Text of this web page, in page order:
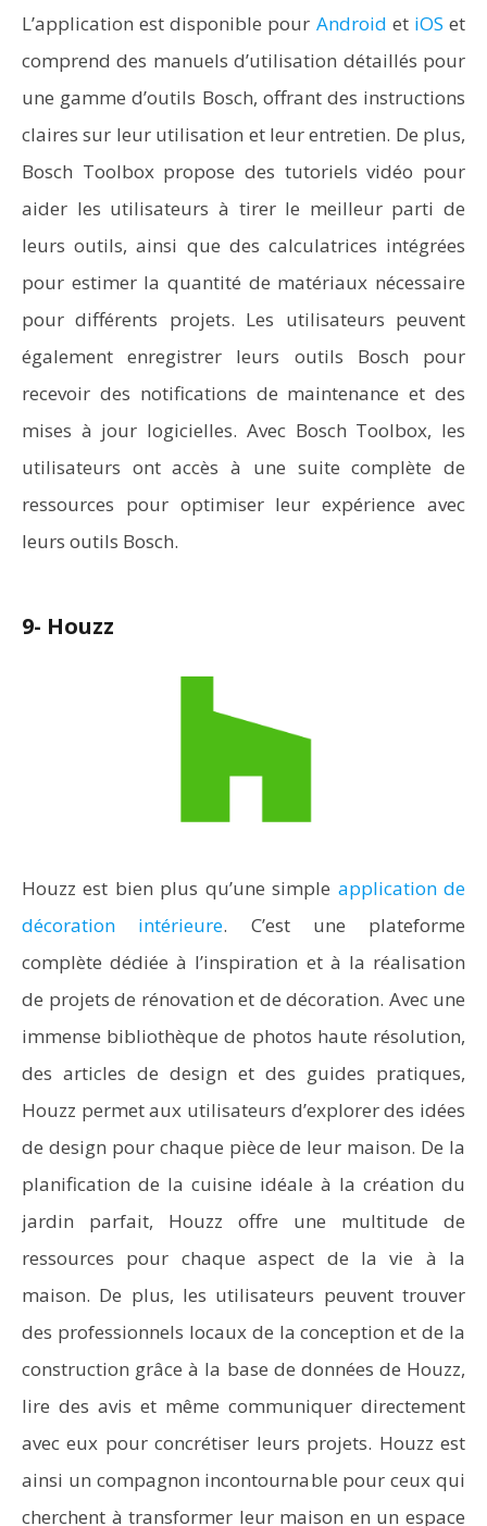
L’application est disponible pour Android et iOS et
comprend des manuels d’utilisation détaillés pour
une gamme d’outils Bosch, offrant des instructions
claires sur leur utilisation et leur entretien. De plus,
Bosch Toolbox propose des tutoriels vidéo pour
aider les utilisateurs à tirer le meilleur parti de
leurs outils, ainsi que des calculatrices intégrées
pour estimer la quantité de matériaux nécessaire
pour différents projets. Les utilisateurs peuvent
également enregistrer leurs outils Bosch pour
recevoir des notifications de maintenance et des
mises à jour logicielles. Avec Bosch Toolbox, les
utilisateurs ont accès à une suite complète de
ressources pour optimiser leur expérience avec
leurs outils Bosch.
9- Houzz
Houzz est bien plus qu’une simple application de
décoration intérieure. C’est une plateforme
complète dédiée à l’inspiration et à la réalisation
de projets de rénovation et de décoration. Avec une
immense bibliothèque de photos haute résolution,
des articles de design et des guides pratiques,
Houzz permet aux utilisateurs d’explorer des idées
de design pour chaque pièce de leur maison. De la
planification de la cuisine idéale à la création du
jardin parfait, Houzz offre une multitude de
ressources pour chaque aspect de la vie à la
maison. De plus, les utilisateurs peuvent trouver
des professionnels locaux de la conception et de la
construction grâce à la base de données de Houzz,
lire des avis et même communiquer directement
avec eux pour concrétiser leurs projets. Houzz est
ainsi un compagnon incontournable pour ceux qui
cherchent à transformer leur maison en un espace